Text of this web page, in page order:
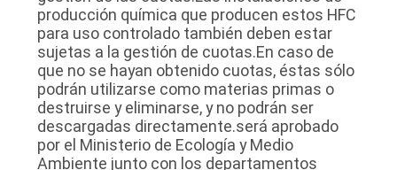
CITA
MAPA
DEL
SITIO
producción química que producen estos HFC
para uso controlado también deben estar
sujetas a la gestión de cuotas.En caso de
que no se hayan obtenido cuotas, éstas sólo
podrán utilizarse como materias primas o
destruirse y eliminarse, y no podrán ser
descargadas directamente.será aprobado
por el Ministerio de Ecología y Medio
Ambiente junto con los departamentos